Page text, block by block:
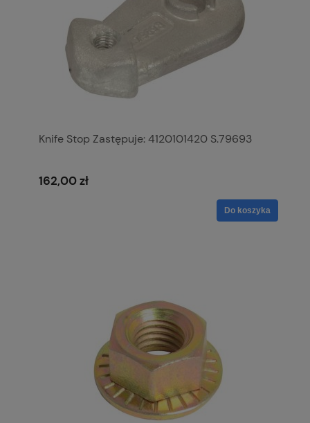
Knife Stop Zastępuje: 4120101420 S.79693
162,00 zł
Do koszyka